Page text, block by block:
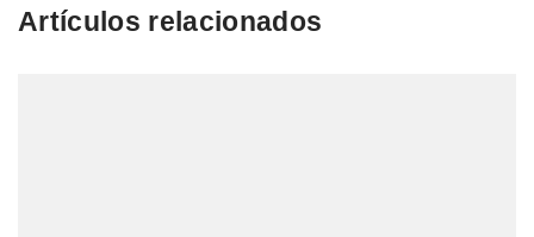
Artículos relacionados